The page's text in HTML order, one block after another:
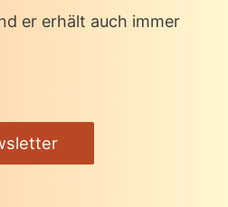
er erhält auch immer